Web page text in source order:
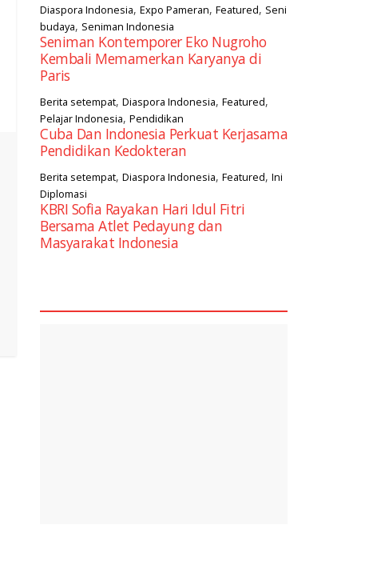
Diaspora Indonesia, Expo Pameran, Featured, Seni
budaya, Seniman Indonesia
Seniman Kontemporer Eko Nugroho
Kembali Memamerkan Karyanya di
Paris
Berita setempat, Diaspora Indonesia, Featured,
Pelajar Indonesia, Pendidikan
Cuba Dan Indonesia Perkuat Kerjasama
Pendidikan Kedokteran
Berita setempat, Diaspora Indonesia, Featured, Ini
Diplomasi
KBRI Sofia Rayakan Hari Idul Fitri
Bersama Atlet Pedayung dan
Masyarakat Indonesia